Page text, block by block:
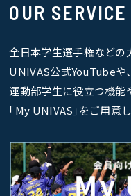
OUR SERVICE
全日本学生選手権などの
UNIVAS公式YouTubeや、
運動部学生に役立つ機能
｢My UNIVAS｣をご用意し